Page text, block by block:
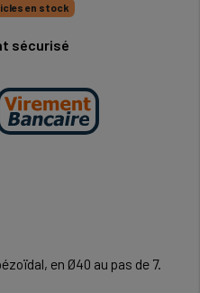
en stock
sécurisé
en Ø40 au pas de 7.